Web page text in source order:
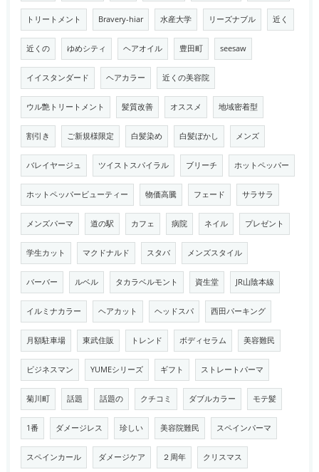
トリートメント Bravery-hiar 水産大学 リーズナブル 近く
近くの ゆめシティ ヘアオイル 豊田町 seesaw
イイスタンダード ヘアカラー 近くの美容院
ウル艶トリートメント 髪質改善 オススメ 地域密着型
割引き ご新規様限定 白髪染め 白髪ぼかし メンズ
バレイヤージュ ツイストスパイラル ブリーチ ホットペッパー
ホットペッパービューティー 物価高騰 フェード サラサラ
メンズパーマ 道の駅 カフェ 病院 ネイル プレゼント
学生カット マクドナルド スタバ メンズスタイル
バーバー ルベル タカラベルモント 資生堂 JR山陰本線
イルミナカラー ヘアカット ヘッドスパ 西田パーキング
月額駐車場 東武住販 トレンド ボディセラム 美容難民
ビジネスマン YUMEシリーズ ギフト ストレートパーマ
菊川町 話題 話題の クチコミ ダブルカラー モテ髪
1番 ダメージレス 珍しい 美容院難民 スペインパーマ
スペインカール ダメージケア ２周年 クリスマス